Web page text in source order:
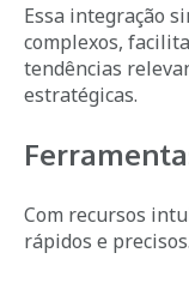
Essa integração
complexos,
tendências
estratégicas.
Com recursos
rápidos e precisos.